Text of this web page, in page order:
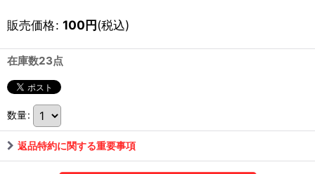
販売価格: 100円(税込)
在庫数23点
数量:
返品特約に関する重要事項